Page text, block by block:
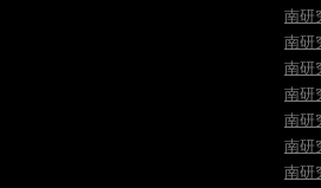
南研
南研
南研
南研
南研
南研
南研